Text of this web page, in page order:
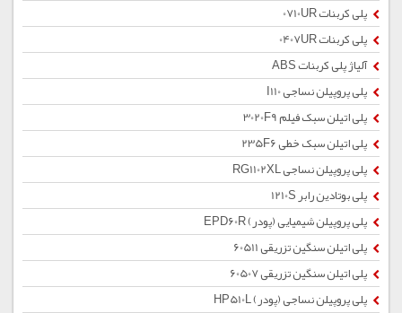
پلی کربنات 0710UR
پلی کربنات 0407UR
آلیاژ پلی کربنات ABS
پلی پروپیلن نساجی I110
پلی اتیلن سبک فیلم 3020F9
پلی اتیلن سبک خطی 235F6
پلی پروپیلن نساجی RG1102XL
پلی بوتادین رابر 1210S
پلی پروپیلن شیمیایی (پودر) EPD60R
پلی اتیلن سنگین تزریقی 60511
پلی اتیلن سنگین تزریقی 60507
پلی پروپیلن نساجی (پودر) HP510L